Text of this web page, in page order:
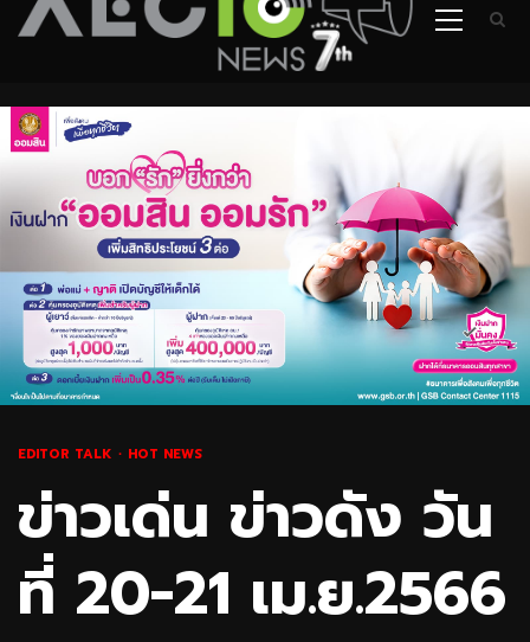
Primary
EDITOR TALK HOT NEWS
ข่าวเด่น ข่าวดัง วัน
ที่ 20-21 เม.ย.2566